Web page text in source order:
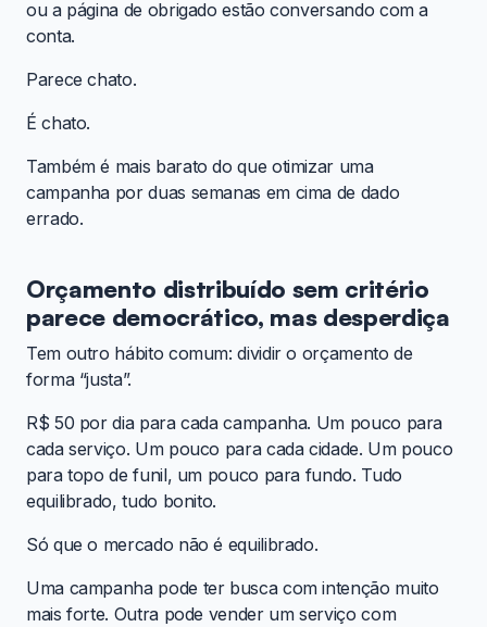
ou a página de obrigado estão conversando com a
conta.
Parece chato.
É chato.
Também é mais barato do que otimizar uma
campanha por duas semanas em cima de dado
errado.
Orçamento distribuído sem critério
parece democrático, mas desperdiça
Tem outro hábito comum: dividir o orçamento de
forma “justa”.
R$ 50 por dia para cada campanha. Um pouco para
cada serviço. Um pouco para cada cidade. Um pouco
para topo de funil, um pouco para fundo. Tudo
equilibrado, tudo bonito.
Só que o mercado não é equilibrado.
Uma campanha pode ter busca com intenção muito
mais forte. Outra pode vender um serviço com